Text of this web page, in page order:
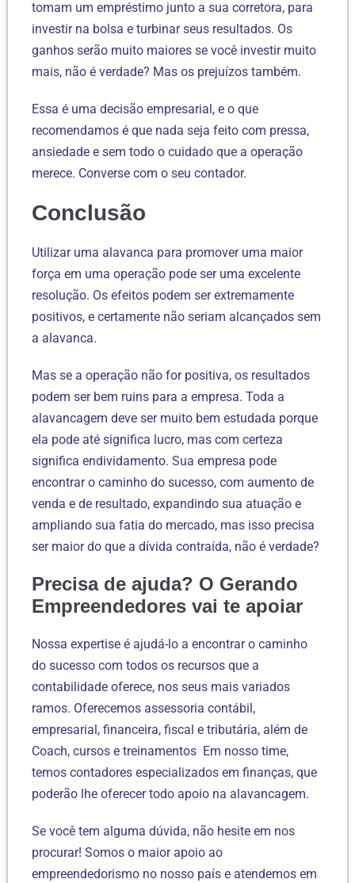
tomam um empréstimo junto a sua corretora, para
investir na bolsa e turbinar seus resultados. Os
ganhos serão muito maiores se você investir muito
mais, não é verdade? Mas os prejuízos também.
Essa é uma decisão empresarial, e o que
recomendamos é que nada seja feito com pressa,
ansiedade e sem todo o cuidado que a operação
merece. Converse com o seu contador.
Conclusão
Utilizar uma alavanca para promover uma maior
força em uma operação pode ser uma excelente
resolução. Os efeitos podem ser extremamente
positivos, e certamente não seriam alcançados sem
a alavanca.
Mas se a operação não for positiva, os resultados
podem ser bem ruins para a empresa. Toda a
alavancagem deve ser muito bem estudada porque
ela pode até significa lucro, mas com certeza
significa endividamento. Sua empresa pode
encontrar o caminho do sucesso, com aumento de
venda e de resultado, expandindo sua atuação e
ampliando sua fatia do mercado, mas isso precisa
ser maior do que a dívida contraída, não é verdade?
Precisa de ajuda? O Gerando
Empreendedores vai te apoiar
Nossa expertise é ajudá-lo a encontrar o caminho
do sucesso com todos os recursos que a
contabilidade oferece, nos seus mais variados
ramos. Oferecemos assessoria contábil,
empresarial, financeira, fiscal e tributária, além de
Coach, cursos e treinamentos Em nosso time,
temos contadores especializados em finanças, que
poderão lhe oferecer todo apoio na alavancagem.
Se você tem alguma dúvida, não hesite em nos
procurar! Somos o maior apoio ao
empreendedorismo no nosso país e atendemos em